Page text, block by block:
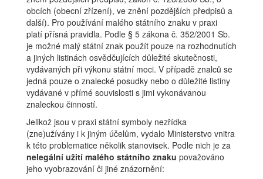
obcích (obecní zřízení), ve znění pozdějších předpisů a
další). Pro používání malého státního znaku v praxi
platí přísná pravidla. Podle § 5 zákona č. 352/2001 Sb.
je možné malý státní znak použít pouze na rozhodnutích
a jiných listinách osvědčujících důležité skutečnosti,
vydávaných při výkonu státní moci. V případě znalců se
jedná pouze o znalecké posudky nebo o důležité listiny
vydávané v přímé souvislosti s jimi vykonávanou
znaleckou činností.
Jelikož jsou v praxi státní symboly nezřídka
(zne)užívány i k jiným účelům, vydalo Ministerstvo vnitra
k této problematice několik stanovisek. Podle nich je za
nelegální užití malého státního znaku považováno
jeho vyobrazování či jiné znázornění: